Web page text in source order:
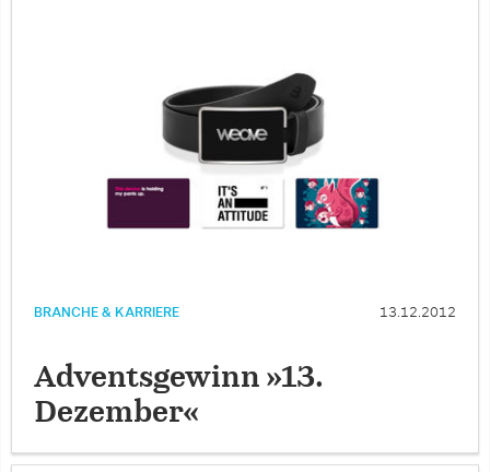
BRANCHE & KARRIERE 13.12.2012
Adventsgewinn »13.
Dezember«